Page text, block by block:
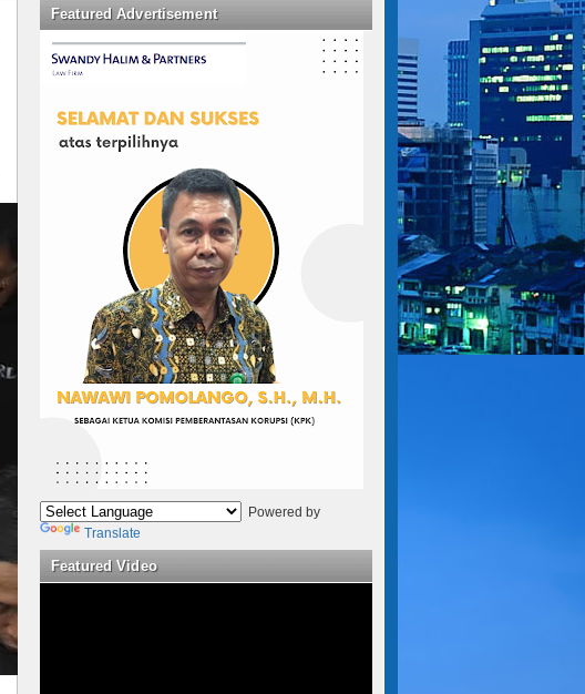
Featured Advertisement
Powered by
Translate
Featured Video